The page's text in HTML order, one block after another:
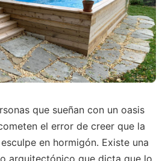
que sueñan con un oasis
el error de creer que la
en hormigón. Existe una
arquitectónico que dicta que lo